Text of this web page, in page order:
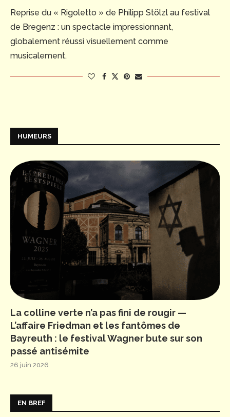
Reprise du « Rigoletto » de Philipp Stölzl au festival
de Bregenz : un spectacle impressionnant,
globalement réussi visuellement comme
musicalement.
HUMEURS
La colline verte n’a pas fini de rougir —
L’affaire Friedman et les fantômes de
Bayreuth : le festival Wagner bute sur son
passé antisémite
26 juin 2026
EN BREF